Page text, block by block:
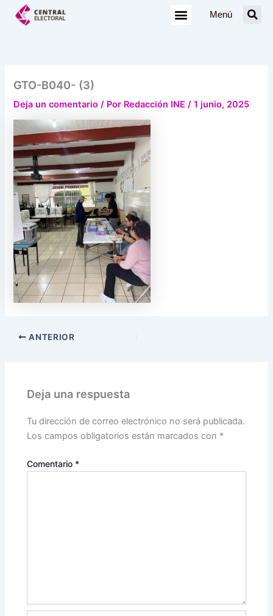
Menú
GTO-B040- (3)
Deja un comentario / Por Redacción INE/1 junio, 2025
ANTERIOR
Deja una respuesta
Tu dirección de correo electrónico no será publicada.
Los campos obligatorios están marcados con *
Comentario *